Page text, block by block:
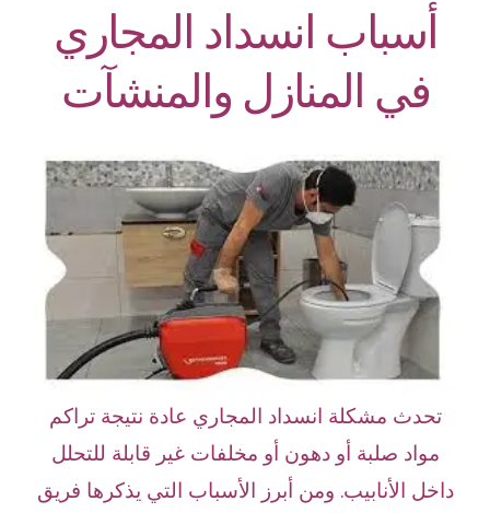
أسباب انسداد المجاري
في المنازل والمنشآت
تحدث مشكلة انسداد المجاري عادة نتيجة تراكم
مواد صلبة أو دهون أو مخلفات غير قابلة للتحلل
داخل الأنابيب. ومن أبرز الأسباب التي يذكرها فريق